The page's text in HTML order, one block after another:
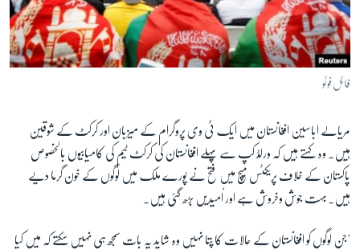
فائل فوٹو
مریالے اباسین افغانستان میں ایک ٹی وی پروگرام کے میزبان اور کرکٹ کے شوقین
ہیں۔ وہ کہتے ہیں کہ ورلڈ کپ سے پہلے افغانستان کی کرکٹ ٹیم کی کامیابیوں بالخصوص
پاکستان کے خلاف پریکٹس میچ میں فتح نے پورے ملک میں لوگوں کے خون گرما دیے
ہیں۔ بہت جوش وخروش ہے اور اُمیدیں بڑھ گئی ہیں۔
"جن لوگوں کو افغانستان کے حالات کا پتا نہیں وہ شاید یہ بات سمجھ ہی نہیں سکتے کہ میں کیا